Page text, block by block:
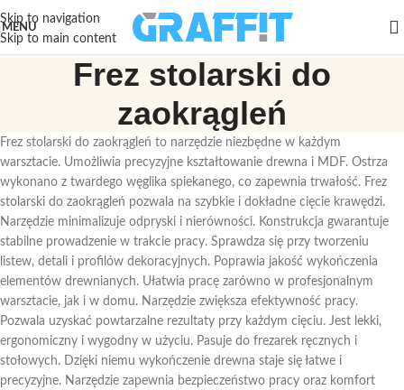
Skip to navigation
Skip to main content
MENU
Frez stolarski do
zaokrągleń
Frez stolarski do zaokrągleń to narzędzie niezbędne w każdym
warsztacie. Umożliwia precyzyjne kształtowanie drewna i MDF. Ostrza
wykonano z twardego węglika spiekanego, co zapewnia trwałość. Frez
stolarski do zaokrągleń pozwala na szybkie i dokładne cięcie krawędzi.
Narzędzie minimalizuje odpryski i nierówności. Konstrukcja gwarantuje
stabilne prowadzenie w trakcie pracy. Sprawdza się przy tworzeniu
listew, detali i profilów dekoracyjnych. Poprawia jakość wykończenia
elementów drewnianych. Ułatwia pracę zarówno w profesjonalnym
warsztacie, jak i w domu. Narzędzie zwiększa efektywność pracy.
Pozwala uzyskać powtarzalne rezultaty przy każdym cięciu. Jest lekki,
ergonomiczny i wygodny w użyciu. Pasuje do frezarek ręcznych i
stołowych. Dzięki niemu wykończenie drewna staje się łatwe i
precyzyjne. Narzędzie zapewnia bezpieczeństwo pracy oraz komfort